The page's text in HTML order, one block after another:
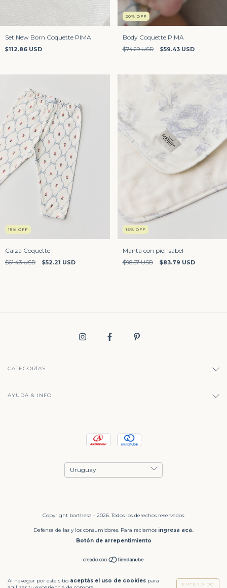
Al navegar por este sitio aceptás el uso de cookies para
ENTENDIDO
Set New Born Coquette PIMA
$112.86 USD
20% OFF
Body Coquette PIMA
$74.29 USD $59.43 USD
15% OFF
Calza Coquette
$61.43 USD $52.21 USD
15% OFF
Manta con piel Isabel
$98.57 USD $83.79 USD
CATEGORÍAS
AYUDA & INFO
Copyright barthesa - 2026. Todos los derechos reservados.
Defensa de las y los consumidores. Para reclamos ingresá acá.
Botón de arrepentimiento